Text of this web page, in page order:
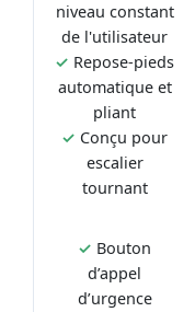
niveau constant
de l'utilisateur
✓ Repose-pieds
automatique et
pliant
✓ Conçu pour
escalier
tournant
✓ Bouton
d’appel
d’urgence